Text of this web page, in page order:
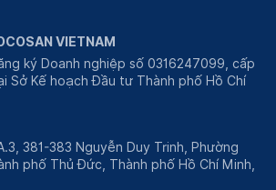
VIETNAM
ký Doanh nghiệp số 0316247099, cấp
Sở Kế hoạch Đầu tư Thành phố Hồ Chí
381-383 Nguyễn Duy Trinh, Phường
phố Thủ Đức, Thành phố Hồ Chí Minh,